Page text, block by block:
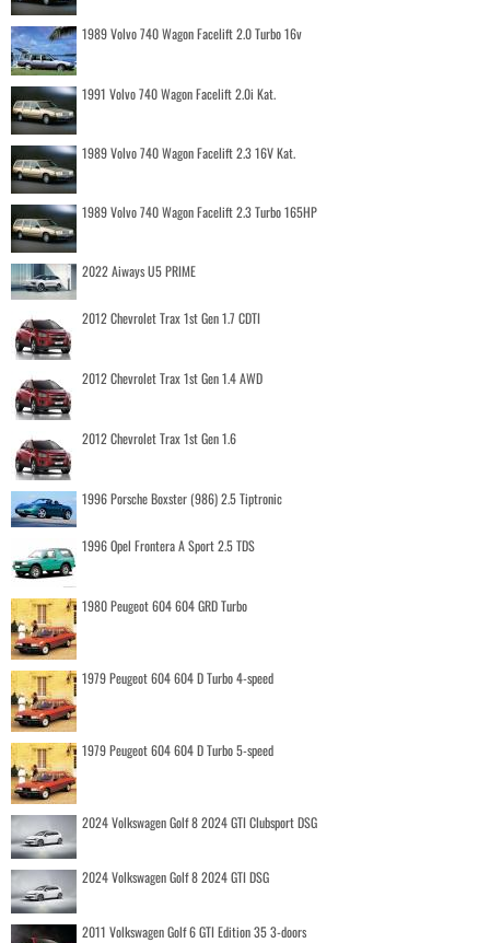
1989 Volvo 740 Wagon Facelift 2.0 Turbo 16v
1991 Volvo 740 Wagon Facelift 2.0i Kat.
1989 Volvo 740 Wagon Facelift 2.3 16V Kat.
1989 Volvo 740 Wagon Facelift 2.3 Turbo 165HP
2022 Aiways U5 PRIME
2012 Chevrolet Trax 1st Gen 1.7 CDTI
2012 Chevrolet Trax 1st Gen 1.4 AWD
2012 Chevrolet Trax 1st Gen 1.6
1996 Porsche Boxster (986) 2.5 Tiptronic
1996 Opel Frontera A Sport 2.5 TDS
1980 Peugeot 604 604 GRD Turbo
1979 Peugeot 604 604 D Turbo 4-speed
1979 Peugeot 604 604 D Turbo 5-speed
2024 Volkswagen Golf 8 2024 GTI Clubsport DSG
2024 Volkswagen Golf 8 2024 GTI DSG
2011 Volkswagen Golf 6 GTI Edition 35 3-doors